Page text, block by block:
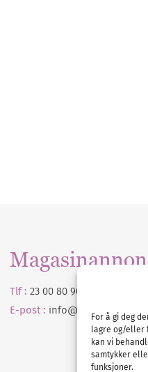
For å gi deg
lagre og/eller
kan vi
samtykker
funksjoner.
Tlf : 23 00 80 90
E-post : info@